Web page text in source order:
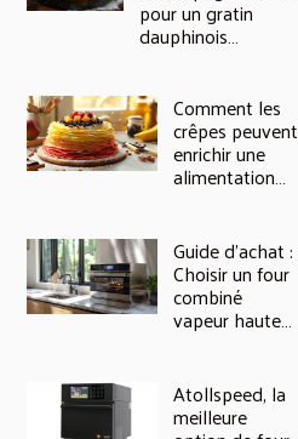
pour un gratin
dauphinois
classique
Comment les
crêpes peuvent
enrichir une
alimentation
Guide d'achat :
Choisir un four
combiné
vapeur haute
performance
Atollspeed, la
meilleure